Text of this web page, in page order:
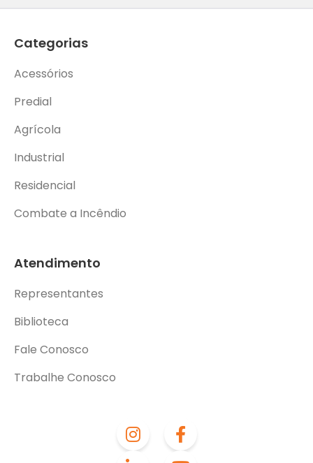
Categorias
Acessórios
Predial
Agrícola
Industrial
Residencial
Combate a Incêndio
Atendimento
Representantes
Biblioteca
Fale Conosco
Trabalhe Conosco